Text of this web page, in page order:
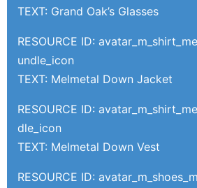
TEXT: Grand Oak’s Glasses
RESOURCE ID:
undle_icon
TEXT: Melmetal Down Jacket
RESOURCE ID:
dle_icon
TEXT: Melmetal Down Vest
RESOURCE ID: